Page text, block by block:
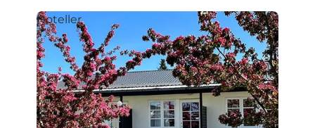
Hoteller